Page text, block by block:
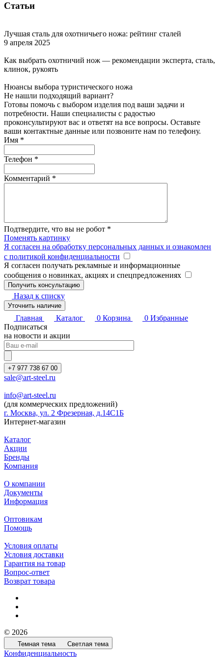
Статьи
Лучшая сталь для охотничьего ножа: рейтинг сталей
9 апреля 2025
Как выбрать охотничий нож — рекомендации эксперта, сталь,
клинок, рукоять
Нюансы выбора туристического ножа
Не нашли подходящий вариант?
Готовы помочь с выбором изделия под ваши задачи и
потребности. Наши специалисты с радостью
проконсультируют вас и ответят на все вопросы. Оставьте
ваши контактные данные или позвоните нам по телефону.
Имя *
Телефон *
Комментарий *
Подтвердите, что вы не робот *
Поменять картинку
Я согласен на обработку персональных данных и ознакомлен
с политикой конфиденциальности
Я согласен получать рекламные и информационные
сообщения о новинках, акциях и спецпредложениях
Назад к списку
Уточнить наличие
Главная Каталог 0 Корзина 0 Избранные
Подписаться
на новости и акции
+7 977 738 67 00
sale@art-steel.ru
info@art-steel.ru
(для коммерческих предложений)
г. Москва, ул. 2 Фрезерная, д.14С1Б
Интернет-магазин
Каталог
Акции
Бренды
Компания
О компании
Документы
Информация
Оптовикам
Помощь
Условия оплаты
Условия доставки
Гарантия на товар
Вопрос-ответ
Возврат товара
© 2026
Темная тема Светлая тема
Конфиденциальность